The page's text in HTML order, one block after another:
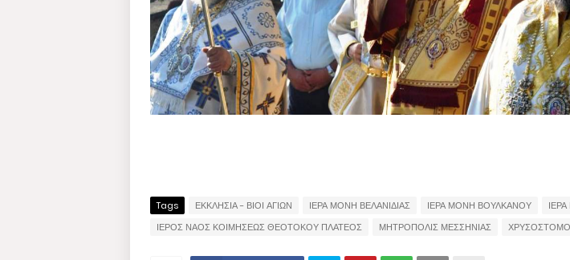
Tags ΕΚΚΛΗΣΙΑ - ΒΙΟΙ ΑΓΙΩΝ ΙΕΡΑ ΜΟΝΗ ΒΕΛΑΝΙΔΙΑΣ ΙΕΡΑ ΜΟΝΗ ΒΟΥΛΚΑΝΟΥ
ΙΕΡΟΣ ΝΑΟΣ ΚΟΙΜΗΣΕΩΣ ΘΕΟΤΟΚΟΥ ΠΛΑΤΕΟΣ
ΜΗΤΡΟΠΟΛΙΣ ΜΕΣΣΗΝΙΑΣ